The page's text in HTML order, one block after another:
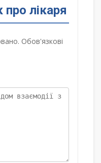
про лікаря
Обов'язкові